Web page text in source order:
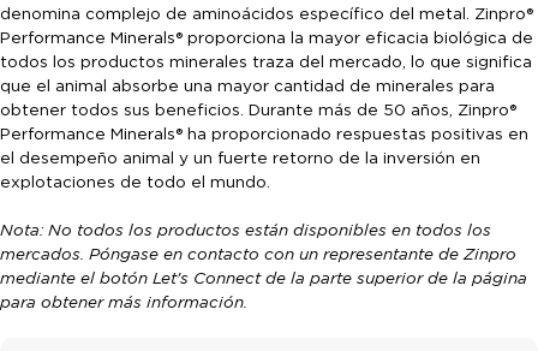
denomina complejo de aminoácidos específico del metal. Zinpro®
Performance Minerals® proporciona la mayor eficacia biológica de
todos los productos minerales traza del mercado, lo que significa
que el animal absorbe una mayor cantidad de minerales para
obtener todos sus beneficios. Durante más de 50 años, Zinpro®
Performance Minerals® ha proporcionado respuestas positivas en
el desempeño animal y un fuerte retorno de la inversión en
explotaciones de todo el mundo.
Nota: No todos los productos están disponibles en todos los
mercados. Póngase en contacto con un representante de Zinpro
mediante el botón Let's Connect de la parte superior de la página
para obtener más información.